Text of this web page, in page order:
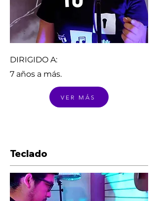
DIRIGIDO A:
7 años a más.
VER MÁS
Teclado